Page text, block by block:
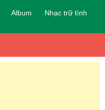
Album Nhạc trữ tình